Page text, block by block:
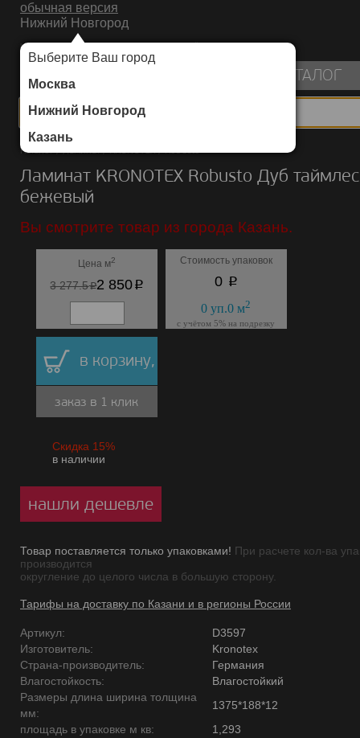
обычная версия
Нижний Новгород
Выберите Ваш город
Москва
Нижний Новгород
Казань
ИНТЕРНЕТ-МАГАЗИН НАПОЛЬНЫХ ПОКРЫТИЙ
КАТАЛОГ
Каталог/Ламинат/KRONOTEX/Robusto
Ламинат KRONOTEX Robusto Дуб
бежевый
Вы смотрите товар из города Казань.
Цена м2
3 277.5p2 850p
Стоимость упаковок
0 p
0 уп.0 м2
с учётом 5% на подрезку
в корзину,
заказ в 1 клик
Скидка 15%
в наличии
нашли дешевле
Товар поставляется только упаковками! При расчете кол-ва
производится
округление до целого числа в большую сторону.
Тарифы на доставку по Казани и в регионы России
Артикул:
D3597
Изготовитель:
Kronotex
Страна-производитель:
Германия
Влагостойкость:
Влагостойкий
Размеры длина ширина толщина
мм:
1375*188*12
площадь в упаковке м кв:
1,293